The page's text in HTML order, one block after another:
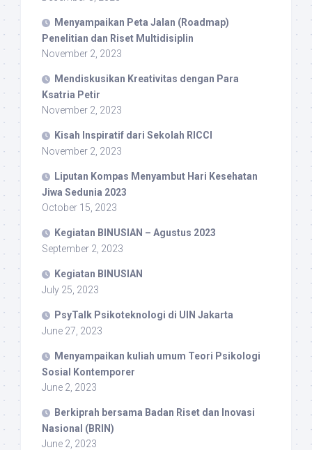
Menyampaikan Peta Jalan (Roadmap)
Penelitian dan Riset Multidisiplin
November 2, 2023
Mendiskusikan Kreativitas dengan Para
Ksatria Petir
November 2, 2023
Kisah Inspiratif dari Sekolah RICCI
November 2, 2023
Liputan Kompas Menyambut Hari Kesehatan
Jiwa Sedunia 2023
October 15, 2023
Kegiatan BINUSIAN – Agustus 2023
September 2, 2023
Kegiatan BINUSIAN
July 25, 2023
PsyTalk Psikoteknologi di UIN Jakarta
June 27, 2023
Menyampaikan kuliah umum Teori Psikologi
Sosial Kontemporer
June 2, 2023
Berkiprah bersama Badan Riset dan Inovasi
Nasional (BRIN)
June 2, 2023